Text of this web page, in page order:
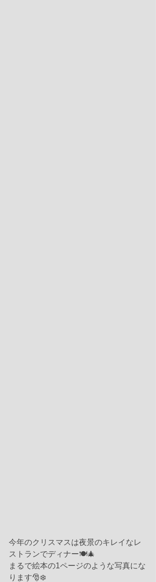
今年のクリスマスは夜景のキレイなレ
ストランでディナー🍽🎄
まるで絵本の1ページのような写真にな
ります🎅❄️